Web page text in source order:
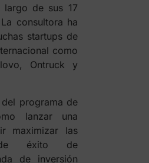
de sus 17
consultora ha
startups de
como
Ontruck y
programa de
lanzar una
maximizar las
de éxito de
de inversión